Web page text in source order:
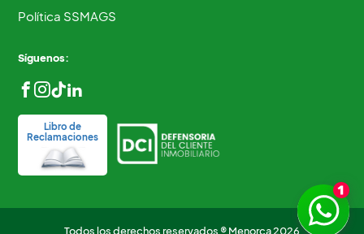
Política SSMAGS
Síguenos:
Libro de
Reclamaciones
Todos los derechos reservados ® Menorca 2026